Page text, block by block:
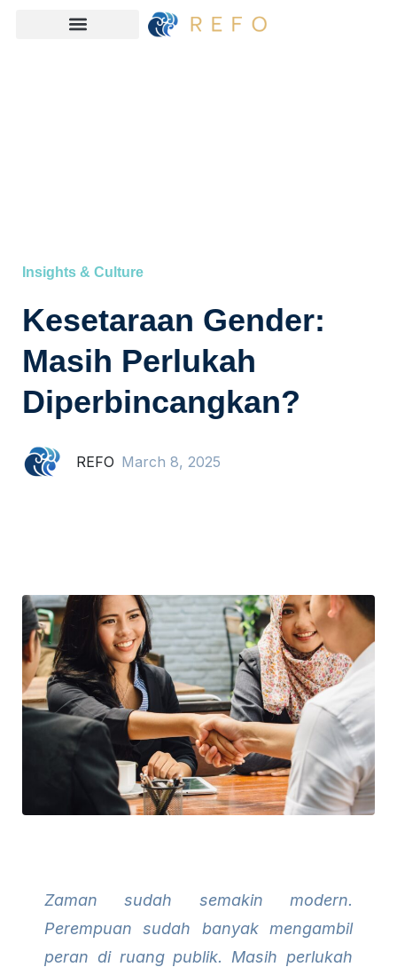
Insights & Culture
Kesetaraan Gender:
Masih Perlukah
Diperbincangkan?
REFO March 8, 2025
Zaman sudah semakin modern.
Perempuan sudah banyak mengambil
peran di ruang publik. Masih perlukah